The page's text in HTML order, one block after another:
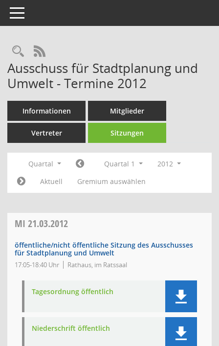
Toggle navigation
Rechercheauswahl
RSS-Feed
Ausschuss für Stadtplanung und
Umwelt - Termine 2012
Informationen Mitglieder
Vertreter Sitzungen
Quartal Quartal 1
2012
Aktuell
Gremium auswählen
MI 21.03.2012
öffentliche/nicht öffentliche Sitzung des Ausschusses
für Stadtplanung und Umwelt
17:05-18:40 Uhr Rathaus, im Ratssaal
Tagesordnung öffentlich
Niederschrift öffentlich